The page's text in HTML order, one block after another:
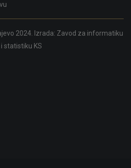
2024. Izrada: Zavod za informatiku
i statistiku KS